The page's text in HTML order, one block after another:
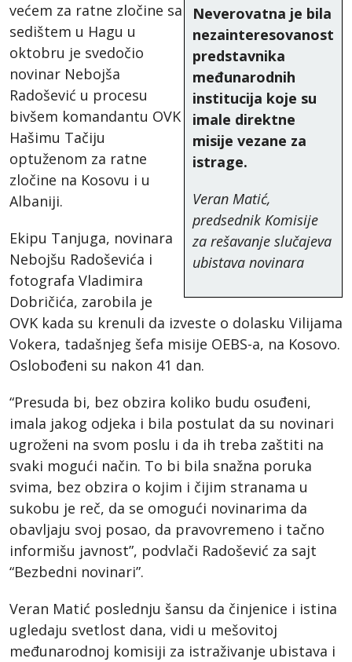
Neverovatna je bila
nezainteresovanost
predstavnika
međunarodnih
institucija koje su
imale direktne
misije vezane za
istrage.
Veran Matić,
predsednik Komisije
za rešavanje slučajeva
ubistava novinara
većem za ratne zločine sa
sedištem u Hagu u
oktobru je svedočio
novinar Nebojša
Radošević u procesu
bivšem komandantu OVK
Hašimu Tačiju
optuženom za ratne
zločine na Kosovu i u
Albaniji.
Ekipu Tanjuga, novinara
Nebojšu Radoševića i
fotografa Vladimira
Dobričića, zarobila je
OVK kada su krenuli da izveste o dolasku Vilijama
Vokera, tadašnjeg šefa misije OEBS-a, na Kosovo.
Oslobođeni su nakon 41 dan.
“Presuda bi, bez obzira koliko budu osuđeni,
imala jakog odjeka i bila postulat da su novinari
ugroženi na svom poslu i da ih treba zaštiti na
svaki mogući način. To bi bila snažna poruka
svima, bez obzira o kojim i čijim stranama u
sukobu je reč, da se omogući novinarima da
obavljaju svoj posao, da pravovremeno i tačno
informišu javnost”, podvlači Radošević za sajt
“Bezbedni novinari”.
Veran Matić poslednju šansu da činjenice i istina
ugledaju svetlost dana, vidi u mešovitoj
međunarodnoj komisiji za istraživanje ubistava i